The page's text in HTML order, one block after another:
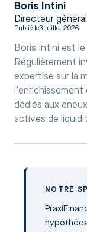
Boris Intini
Directeur
Publié le3 juillet 2026
Boris Intini est
Régulièrement
expertise sur la
dédiés aux
actives de
NOTRE